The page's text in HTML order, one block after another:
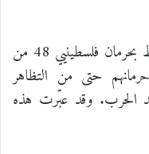
وتسببت هذه السياسة القمعية ليس فقط بحرمان فلسطينيي 48 من
حتى من التظاهر
وقد عبّرت هذه